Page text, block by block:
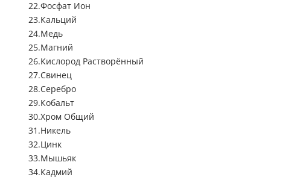
Фосфат Ион
Кальций
Медь
Магний
Кислород Растворённый
Свинец
Серебро
Кобальт
Хром Общий
Никель
Цинк
Мышьяк
Кадмий